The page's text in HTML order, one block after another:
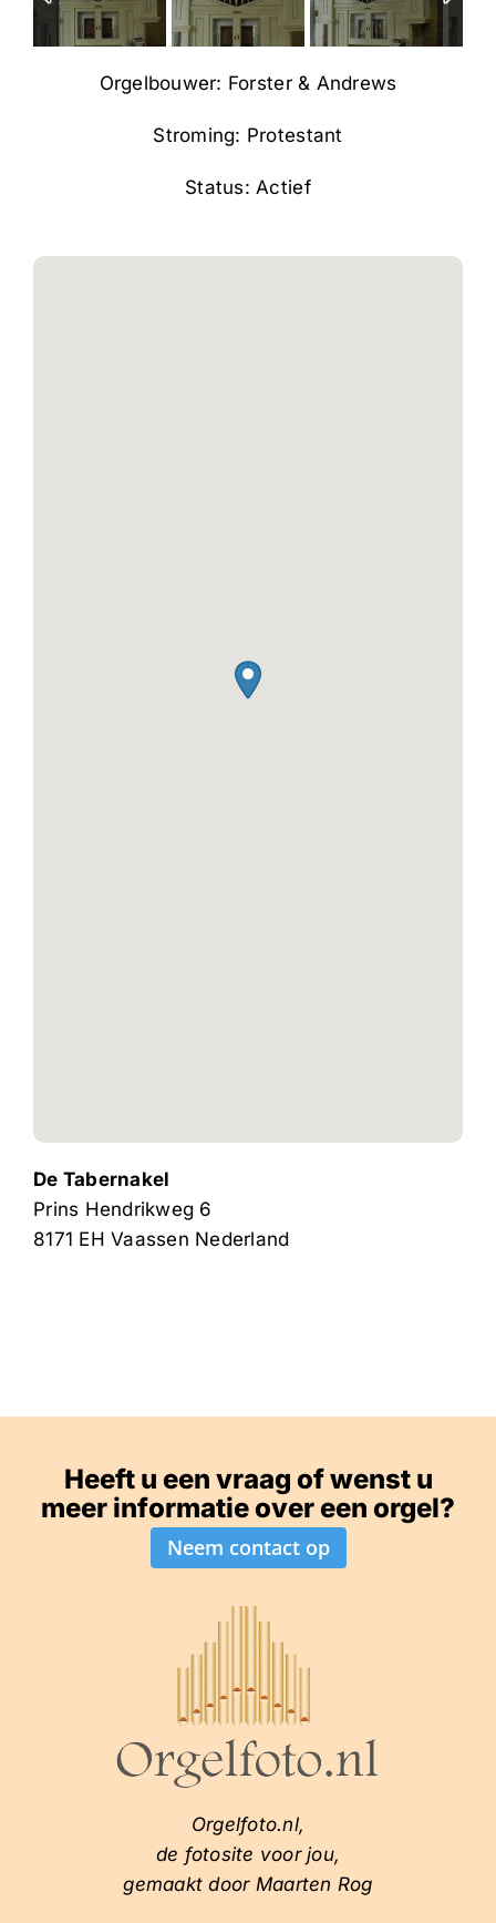
Orgelbouwer: Forster & Andrews
Stroming: Protestant
Status: Actief
De Tabernakel
Prins Hendrikweg 6
8171 EHVaassen Nederland
Heeft u een vraag of wenst u
meer informatie over een orgel?
Neem contact op
Orgelfoto.nl,
de fotosite voor jou,
gemaakt door Maarten Rog